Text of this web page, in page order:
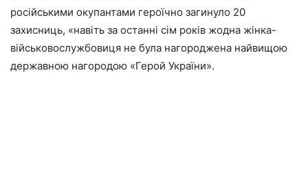
російськими окупантами героїчно загинуло 20
захисниць, «навіть за останні сім років жодна жінка-
військовослужбовиця не була нагороджена найвищою
державною нагородою «Герой України».